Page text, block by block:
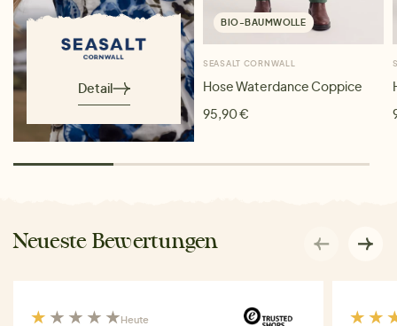
Detail
BIO-BAUMWOLLE
SEASALT CORNWALL
Hose Waterdance Coppice
95,90 €
Neueste Bewertungen
Heute